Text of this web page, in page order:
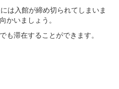
は入館が締め切られてしまいま
かいましょう。
も滞在することができます。